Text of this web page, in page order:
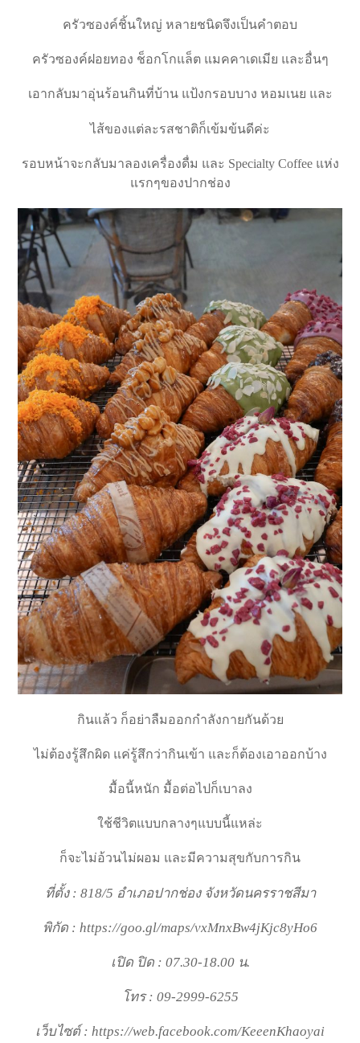
ครัวซองค์ชิ้นใหญ่ หลายชนิดจึงเป็นคำตอบ
ครัวซองค์ฝอยทอง ช็อกโกแล็ต แมคคาเดเมีย และอื่นๆ
เอากลับมาอุ่นร้อนกินที่บ้าน แป้งกรอบบาง หอมเนย และ
ไส้ของแต่ละรสชาติก็เข้มข้นดีค่ะ
รอบหน้าจะกลับมาลองเครื่องดื่ม และ Specialty Coffee แห่ง
แรกๆของปากช่อง
กินแล้ว ก็อย่าลืมออกกำลังกายกันด้วย
ไม่ต้องรู้สึกผิด แค่รู้สึกว่ากินเข้า และก็ต้องเอาออกบ้าง
มื้อนี้หนัก มื้อต่อไปก็เบาลง
ใช้ชีวิตแบบกลางๆแบบนี้แหล่ะ
ก็จะไม่อ้วนไม่ผอม และมีความสุขกับการกิน
ที่ตั้ง : 818/5 อำเภอปากช่อง จังหวัดนครราชสีมา
พิกัด : https://goo.gl/maps/vxMnxBw4jKjc8yHo6
เปิด ปิด : 07.30-18.00 น.
โทร : 09-2999-6255
เว็บไซต์ : https://web.facebook.com/KeeenKhaoyai